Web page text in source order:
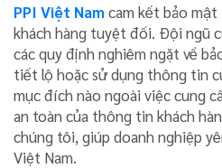
PPI Việt Namcam kết bảo
khách hàng tuyệt đối. Đội ngũ
các quy định nghiêm ngặt về
tiết lộ hoặc sử dụng thông tin
mục đích nào ngoài việc cung
an toàn của thông tin khách
chúng tôi, giúp doanh nghiệp
Việt Nam.